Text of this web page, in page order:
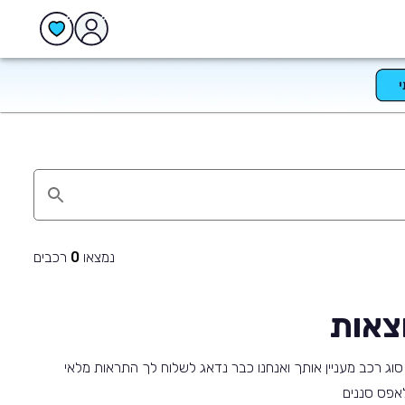
נמצאו 0 רכבים
רכב מעניין אותך ואנחנו כבר נדאג לשלוח לך התראות מלאי
סננים